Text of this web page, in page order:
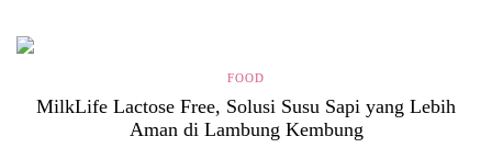
FOOD
MilkLife Lactose Free, Solusi Susu Sapi yang Lebih
Aman di Lambung Kembung